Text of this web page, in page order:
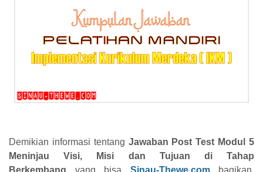
Demikian informasi tentang Jawaban Post Test Modul 5
Meninjau Visi, Misi dan Tujuan di Tahap